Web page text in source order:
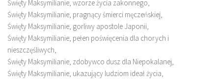
Święty Maksymilianie, wzorze życia zakonnego,
Święty Maksymilianie, pragnący śmierci męczeńskiej,
Święty Maksymilianie, gorliwy apostole Japonii,
Święty Maksymilianie, pełen poświęcenia dla chorych i
nieszczęśliwych,
Święty Maksymilianie, zdobywco dusz dla Niepokalanej,
Święty Maksymilianie, ukazujący ludziom ideał życia,